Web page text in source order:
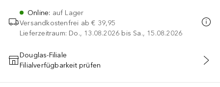
Online: auf Lager
Versandkostenfrei ab € 39,95
Lieferzeitraum: Do., 13.08.2026 bis Sa., 15.08.2026
IN DEN WARENKORB
Douglas-Filiale
Filialverfügbarkeit prüfen